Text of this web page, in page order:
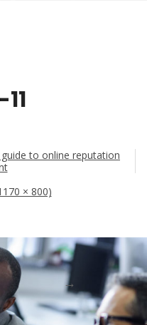
to online reputation
× 800)
→